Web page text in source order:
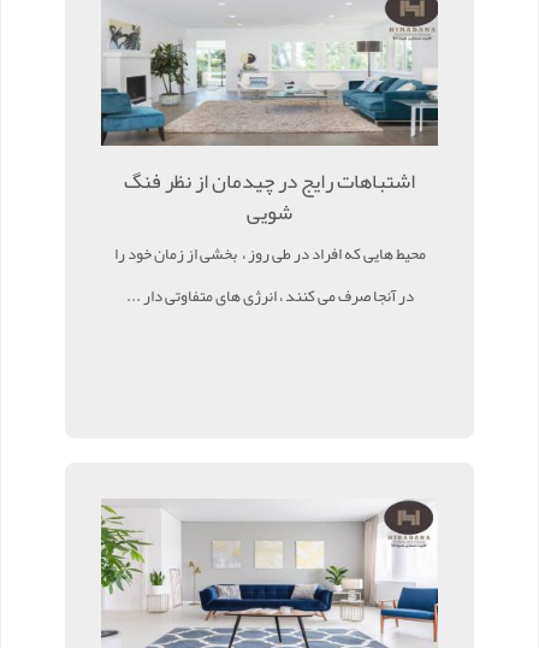
اشتباهات رایج در چیدمان از نظر فنگ
شویی
محیط هایی که افراد در طی روز ، بخشی از زمان خود را
در آنجا صرف می کنند ، انرژی های متفاوتی دار ...